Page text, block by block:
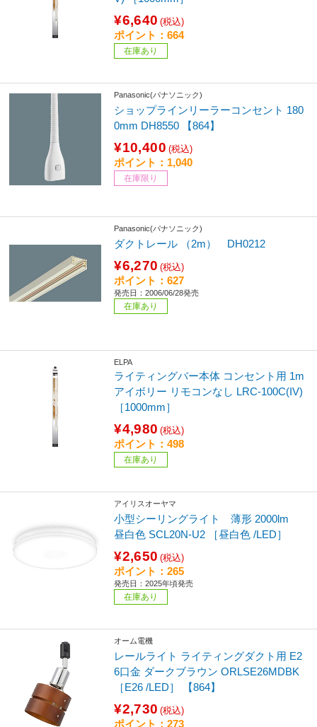
¥6,640 (税込)
ポイント：664
在庫あり
Panasonic(パナソニック)
ショップラインリーラーコンセント 180
0mm DH8550 【864】
¥10,400 (税込)
ポイント：1,040
在庫限り
Panasonic(パナソニック)
ダクトレール （2m） DH0212
¥6,270 (税込)
ポイント：627
発売日：2006/06/28発売
在庫あり
ELPA
ライティングバー本体 コンセント用 1m
アイボリー リモコンなし LRC-100C(IV)
［1000mm］
¥4,980 (税込)
ポイント：498
在庫あり
アイリスオーヤマ
小型シーリングライト 薄形 2000lm
昼白色 SCL20N-U2 ［昼白色 /LED］
¥2,650 (税込)
ポイント：265
発売日：2025年頃発売
在庫あり
オーム電機
レールライト ライティングダクト用 E2
6口金 ダークブラウン ORLSE26MDBK
［E26 /LED］ 【864】
¥2,730 (税込)
ポイント：273